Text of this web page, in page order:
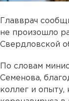
Главврач
не произошло
Свердловской
По словам
Семенова,
коллег и